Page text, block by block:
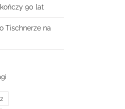
kończy 90 lat
Tischnerze na